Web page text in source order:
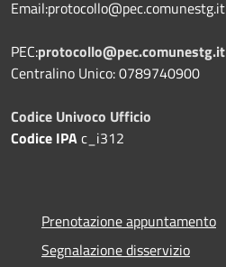
Email:protocollo@pec.comunestg.it
PEC:protocollo@pec.comunestg.it
Centralino Unico: 0789740900
Codice Univoco Ufficio
Codice IPAc_i312
Prenotazione appuntamento
Segnalazione disservizio